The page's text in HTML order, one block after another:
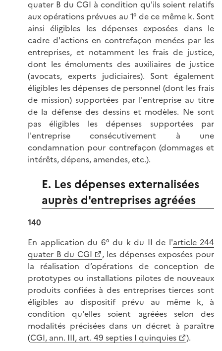
quater B du CGI à condition qu'ils soient relatifs
aux opérations prévues au 1° de ce même k. Sont
ainsi éligibles les dépenses exposées dans le
cadre d'actions en contrefaçon menées par les
entreprises, et notamment les frais de justice,
dont les émoluments des auxiliaires de justice
(avocats, experts judiciaires). Sont également
éligibles les dépenses de personnel (dont les frais
de mission) supportées par l'entreprise au titre
de la défense des dessins et modèles. Ne sont
pas éligibles les dépenses supportées par
l'entreprise consécutivement à une
condamnation pour contrefaçon (dommages et
intérêts, dépens, amendes, etc.).
E. Les dépenses externalisées
auprès d'entreprises agréées
140
En application du 6° du k du II de l'article 244
quater B du CGI
, les dépenses exposées pour
la réalisation d’opérations de conception de
prototypes ou installations pilotes de nouveaux
produits confiées à des entreprises tierces sont
éligibles au dispositif prévu au même k, à
condition qu'elles soient agréées selon des
modalités précisées dans un décret à paraître
(CGI, ann. III, art. 49 septies I quinquies
).